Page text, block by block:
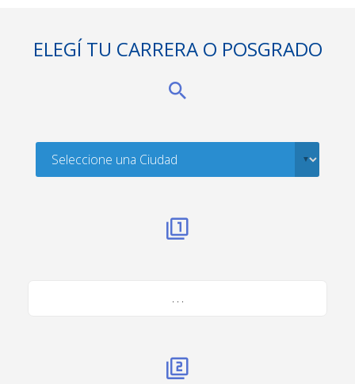
ELEGÍ TU CARRERA O POSGRADO
. . .